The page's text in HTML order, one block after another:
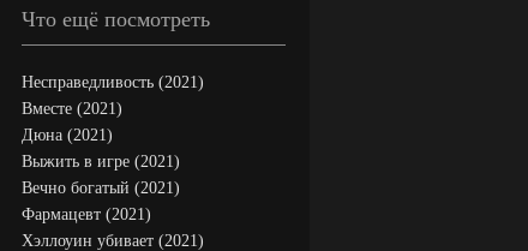
Что ещё посмотреть
Несправедливость (2021)
Вместе (2021)
Дюна (2021)
Выжить в игре (2021)
Вечно богатый (2021)
Фармацевт (2021)
Хэллоуин убивает (2021)